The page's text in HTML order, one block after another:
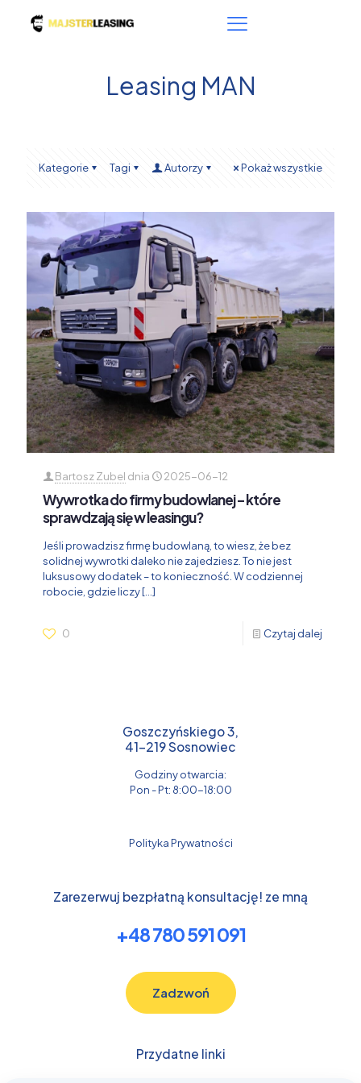
Leasing MAN
Kategorie Tagi Autorzy Pokaż wszystkie
Bartosz Zubel dnia 2025-06-12
Wywrotka do firmy budowlanej – które
sprawdzają się w leasingu?
Jeśli prowadzisz firmę budowlaną, to wiesz, że bez
solidnej wywrotki daleko nie zajedziesz. To nie jest
luksusowy dodatek – to konieczność. W codziennej
robocie, gdzie liczy[…]
0 Czytaj dalej
Goszczyńskiego 3,
41-219 Sosnowiec
Godziny otwarcia:
Pon - Pt: 8:00-18:00
Polityka Prywatności
Zarezerwuj bezpłatną konsultację! ze mną
+48 780 591 091
Zadzwoń
Przydatne linki